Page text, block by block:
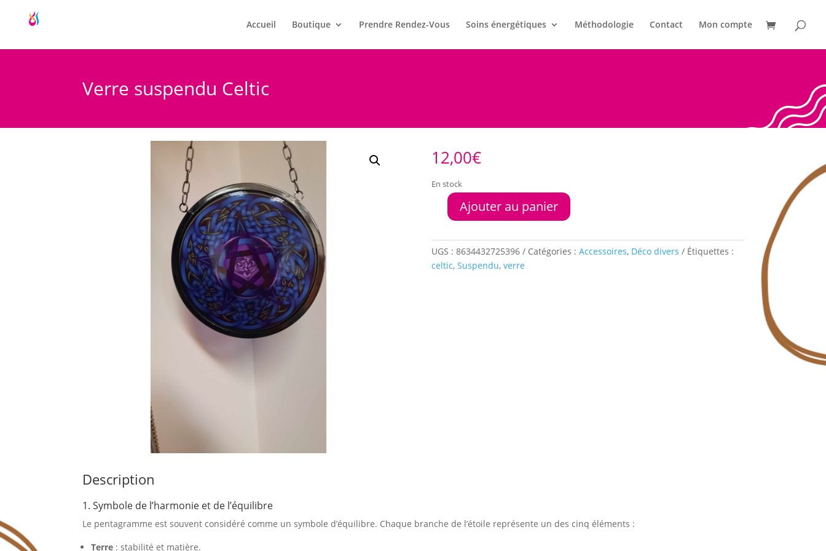
Accueil Boutique Prendre Rendez-Vous Soins énergétiques Méthodologie Contact Mon compte
Verre suspendu Celtic
12,00€
En stock
quantité
Verre
suspendu
Celtic
Ajouter au panier
UGS : 8634432725396 Catégories : Accessoires, Déco divers
Étiquettes :
celtic, Suspendu, verre
Description
1. Symbole de l’harmonie et de l’équilibre
Le pentagramme est souvent considéré comme un symbole d’équilibre. Chaque branche de l’étoile représente un des cinq éléments :
Terre : stabilité et matière.